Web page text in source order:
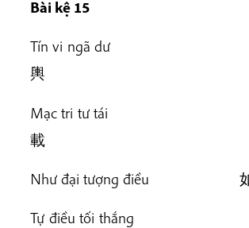
Bài kệ 15
Tín vi ngã dư 信
輿
Mạc tri tư tái 莫
載
Như đại tượng điều 如
Tự điều tối thắng